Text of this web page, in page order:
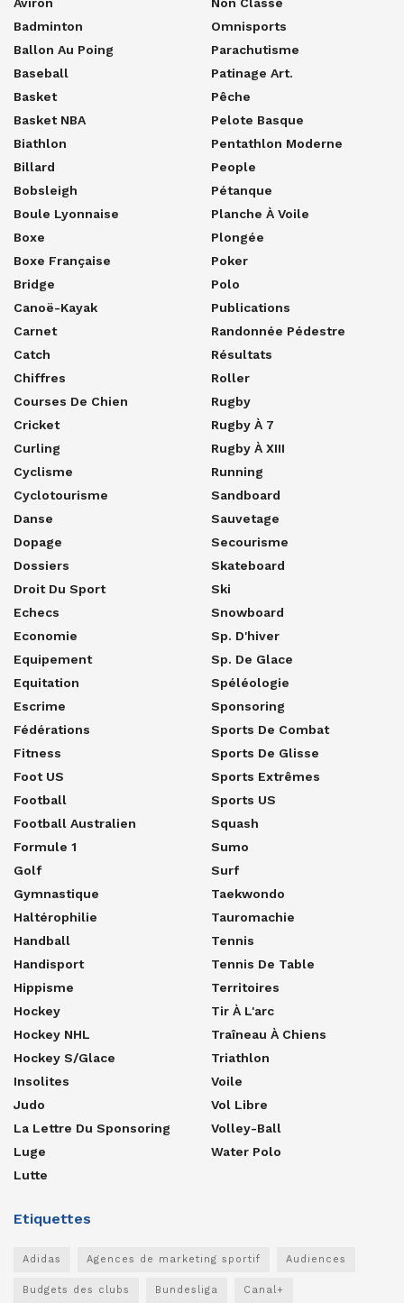
Badminton
Ballon Au Poing
Baseball
Basket
Basket NBA
Biathlon
Billard
Bobsleigh
Boule Lyonnaise
Boxe
Boxe Française
Bridge
Canoë-Kayak
Carnet
Catch
Chiffres
Courses De Chien
Cricket
Curling
Cyclisme
Cyclotourisme
Danse
Dopage
Dossiers
Droit Du Sport
Echecs
Economie
Equipement
Equitation
Escrime
Fédérations
Fitness
Foot US
Football
Football Australien
Formule 1
Golf
Gymnastique
Haltérophilie
Handball
Handisport
Hippisme
Hockey
Hockey NHL
Hockey S/glace
Insolites
Judo
La Lettre Du Sponsoring
Luge
Lutte
Omnisports
Parachutisme
Patinage Art.
Pêche
Pelote Basque
Pentathlon Moderne
People
Pétanque
Planche À Voile
Plongée
Poker
Polo
Publications
Randonnée Pédestre
Résultats
Roller
Rugby
Rugby À 7
Rugby À XIII
Running
Sandboard
Sauvetage
Secourisme
Skateboard
Ski
Snowboard
Sp. D'hiver
Sp. De Glace
Spéléologie
Sponsoring
Sports De Combat
Sports De Glisse
Sports Extrêmes
Sports US
Squash
Sumo
Surf
Taekwondo
Tauromachie
Tennis
Tennis De Table
Territoires
Tir À L'arc
Traîneau À Chiens
Triathlon
Voile
Vol Libre
Volley-Ball
Water Polo
Etiquettes
Adidas Agences de marketing sportif Audiences
Budgets des clubs Bundesliga Canal+